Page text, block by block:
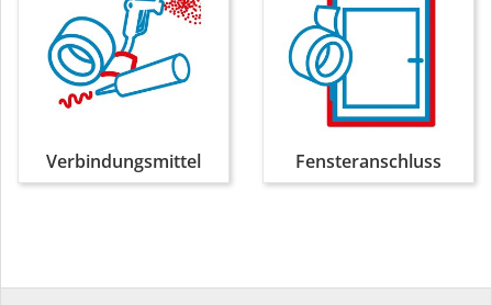
Verbindungsmittel Fensteranschluss